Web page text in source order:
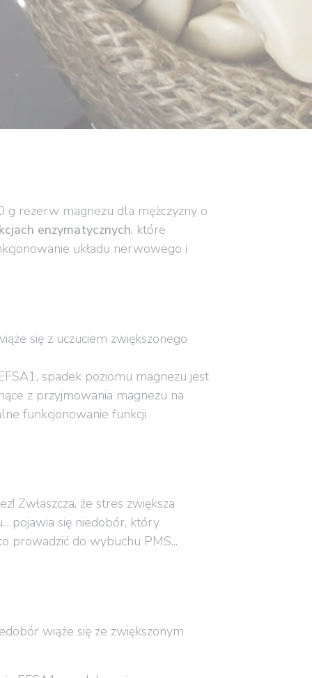
g rezerw magnezu dla mężczyzny o
enzymatycznych, które
układu nerwowego i
się z uczuciem zwiększonego
spadek poziomu magnezu jest
z przyjmowania magnezu na
funkcjonowanie funkcji
Zwłaszcza, że stres zwiększa
pojawia się niedobór, który
prowadzić do wybuchu PMS...
wiąże się ze zwiększonym